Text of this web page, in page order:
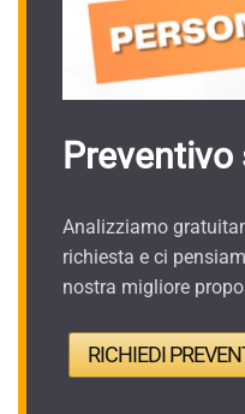
Preventivo
Analizziamo
richiesta e ci
nostra migliore
RICHIEDI